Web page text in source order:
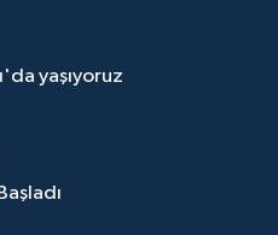
yaşıyoruz